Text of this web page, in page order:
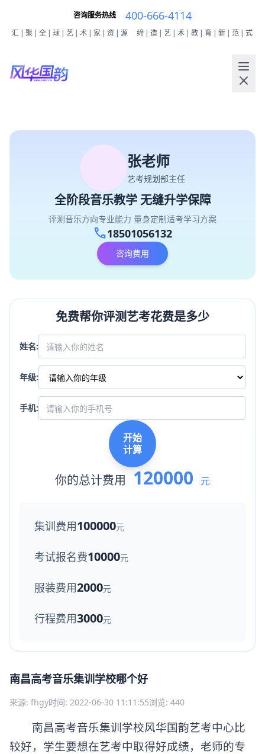
咨询服务热线 400-666-4114
汇|聚|全|球|艺|术|家|资|源 缔|造|艺|术|教|育|新|范|式
张老师
艺考规划部主任
全阶段音乐教学 无缝升学保障
评测音乐方向专业能力 量身定制适考学习方案
call18501056132
咨询费用
免费帮你评测艺考花费是多少
姓名:
年级:
手机:
开始
计算
你的总计费用 120000 元
集训费用100000元
考试报名费10000元
服装费用2000元
行程费用3000元
南昌高考音乐集训学校哪个好
来源: fhgy时间: 2022-06-30 11:11:55浏览: 440
南昌高考音乐集训学校风华国韵艺考中心比
较好，学生要想在艺考中取得好成绩，老师的专